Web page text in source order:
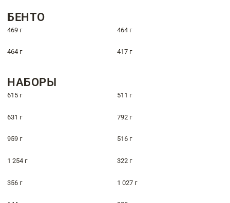
БЕНТО
469 г 464 г
464 г 417 г
НАБОРЫ
615 г 511 г
631 г 792 г
959 г 516 г
1 254 г 322 г
356 г 1 027 г